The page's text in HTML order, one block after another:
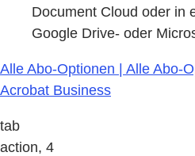
Document Cloud oder in
Google Drive- oder
Alle Abo-Optionen | Alle Abo-
Acrobat Business
tab
action, 4